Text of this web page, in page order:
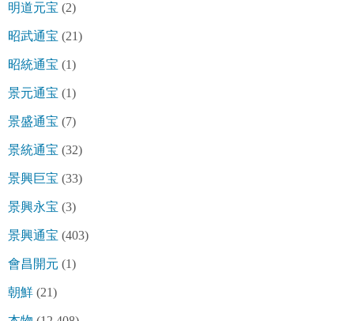
明道元宝 (2)
昭武通宝 (21)
昭統通宝 (1)
景元通宝 (1)
景盛通宝 (7)
景統通宝 (32)
景興巨宝 (33)
景興永宝 (3)
景興通宝 (403)
會昌開元 (1)
朝鮮 (21)